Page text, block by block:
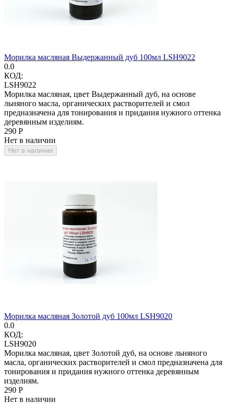
Морилка масляная Выдержанный дуб 100мл LSH9022
0.0
КОД:
LSH9022
Морилка масляная, цвет Выдержанный дуб, на основе
льняного масла, органических растворителей и смол
предназначена для тонирования и придания нужного оттенка
деревянным изделиям.
‍290‍ Р
Нет в наличии
Нет в наличии
Морилка масляная Золотой дуб 100мл LSH9020
0.0
КОД:
LSH9020
Морилка масляная, цвет Золотой дуб, на основе льняного
масла, органических растворителей и смол предназначена для
тонирования и придания нужного оттенка деревянным
изделиям.
‍290‍ Р
Нет в наличии